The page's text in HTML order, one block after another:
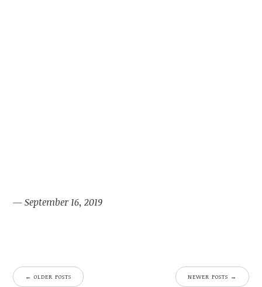
— September 16, 2019
← OLDER POSTS NEWER POSTS →